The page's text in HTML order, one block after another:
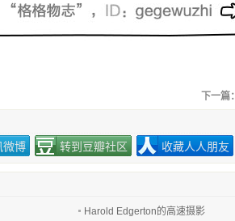
下一篇：
微博 转到豆瓣社区 收藏人人朋友
Harold Edgerton的高速摄影